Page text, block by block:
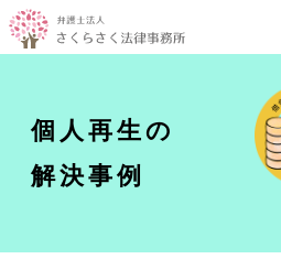
個人再生の
解決事例